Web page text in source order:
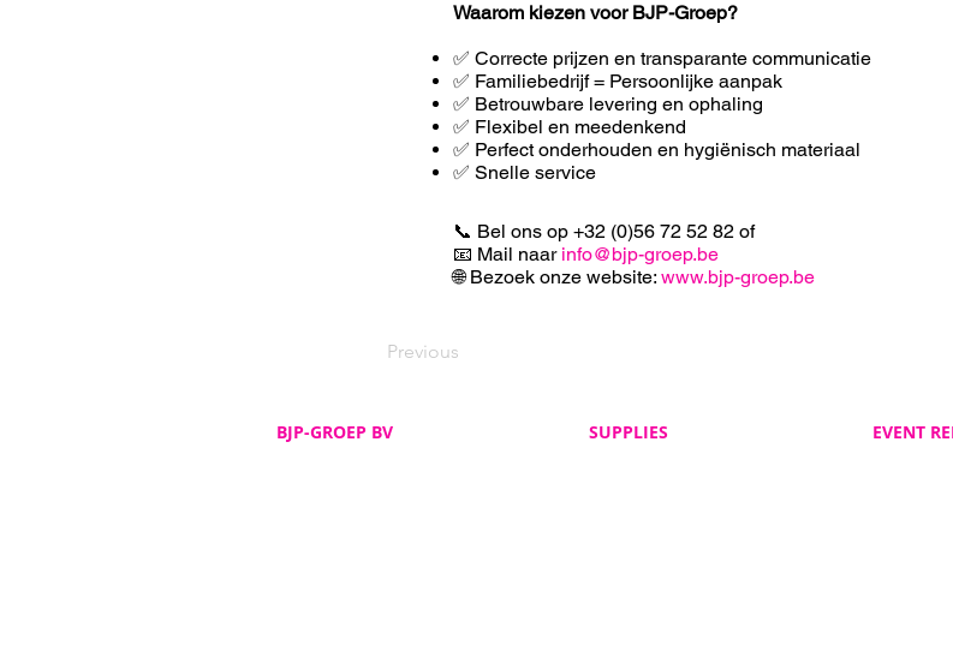
Waarom kiezen voor BJP-Groep?
✅ Correcte prijzen en transparante communicatie
✅ Familiebedrijf = Persoonlijke aanpak
✅ Betrouwbare levering en ophaling
✅ Flexibel en meedenkend
✅ Perfect onderhouden en hygiënisch materiaal
✅ Snelle service
📞 Bel ons op +32 (0)56 72 52 82 of
📧 Mail naar info@bjp-groep.be
🌐 Bezoek onze website: www.bjp-groep.be
Previous
BJP-GROEP BV SUPPLIES EVENT